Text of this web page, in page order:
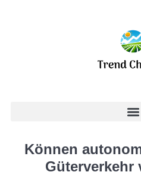
Können
Güterverkehr